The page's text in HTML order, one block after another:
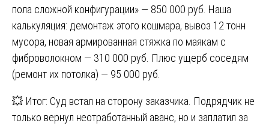
пола сложной конфигурации» — 850 000 руб. Наша
калькуляция: демонтаж этого кошмара, вывоз 12 тонн
мусора, новая армированная стяжка по маякам с
фиброволокном — 310 000 руб. Плюс ущерб соседям
(ремонт их потолка) — 95 000 руб.
💥 Итог: Суд встал на сторону заказчика. Подрядчик не
только вернул неотработанный аванс, но и заплатил за